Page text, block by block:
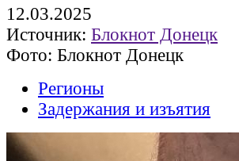
12.03.2025
Источник: Блокнот Донецк
Фото: Блокнот Донецк
Регионы
Задержания и изъятия